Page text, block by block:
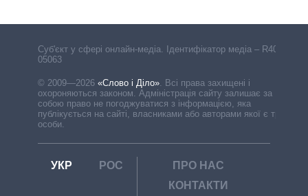
Cуб'єкт у сфері онлайн-медіа. Ідентифікатор медіа – R40-
05063
© 2009—2026 «Слово і Діло». Всі права захищені і
охороняються законом. Адміністрація сайту залишає за
собою право не погоджуватися з інформацією, яка
публікується на сайті, власниками або авторами якої є треті
особи.
УКР РОС
ПРО НАС
КОНТАКТИ